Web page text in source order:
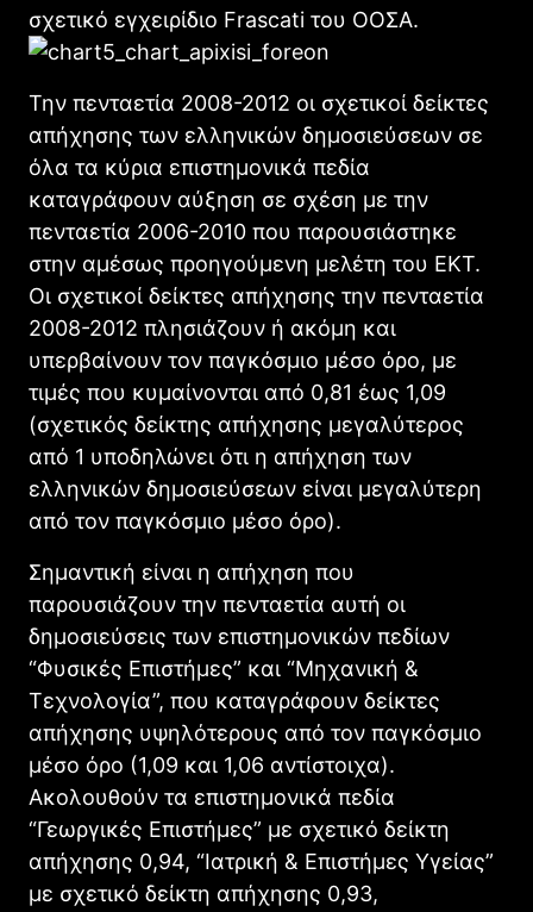
σχετικό εγχειρίδιο Frascati του ΟΟΣΑ.
Την πενταετία 2008-2012 οι σχετικοί δείκτες
απήχησης των ελληνικών δημοσιεύσεων σε
όλα τα κύρια επιστημονικά πεδία
καταγράφουν αύξηση σε σχέση με την
πενταετία 2006-2010 που παρουσιάστηκε
στην αμέσως προηγούμενη μελέτη του ΕΚΤ.
Οι σχετικοί δείκτες απήχησης την πενταετία
2008-2012 πλησιάζουν ή ακόμη και
υπερβαίνουν τον παγκόσμιο μέσο όρο, με
τιμές που κυμαίνονται από 0,81 έως 1,09
(σχετικός δείκτης απήχησης μεγαλύτερος
από 1 υποδηλώνει ότι η απήχηση των
ελληνικών δημοσιεύσεων είναι μεγαλύτερη
από τον παγκόσμιο μέσο όρο).
Σημαντική είναι η απήχηση που
παρουσιάζουν την πενταετία αυτή οι
δημοσιεύσεις των επιστημονικών πεδίων
“Φυσικές Επιστήμες” και “Μηχανική &
Τεχνολογία”, που καταγράφουν δείκτες
απήχησης υψηλότερους από τον παγκόσμιο
μέσο όρο (1,09 και 1,06 αντίστοιχα).
Ακολουθούν τα επιστημονικά πεδία
“Γεωργικές Επιστήμες” με σχετικό δείκτη
απήχησης 0,94, “Ιατρική & Επιστήμες Υγείας”
με σχετικό δείκτη απήχησης 0,93,